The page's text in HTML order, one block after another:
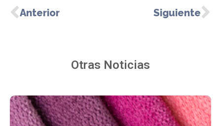
Anterior Siguiente
Otras Noticias